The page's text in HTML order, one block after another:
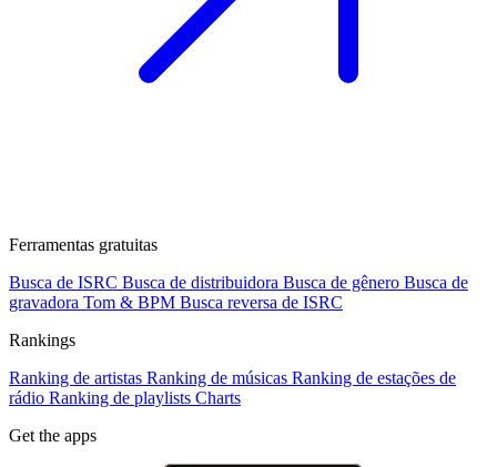
Ferramentas gratuitas
Busca de ISRC Busca de distribuidora Busca de gênero Busca de
gravadora Tom & BPM Busca reversa de ISRC
Rankings
Ranking de artistas Ranking de músicas Ranking de estações de
rádio Ranking de playlists Charts
Get the apps